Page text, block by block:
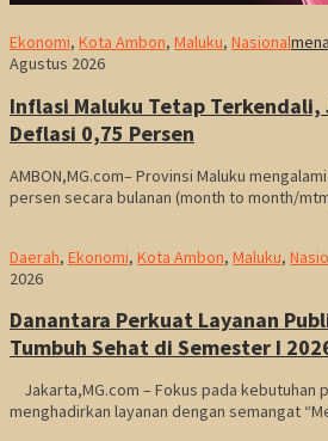
Ekonomi, Kota Ambon, Maluku, Nasional
Agustus 2026
Inflasi Maluku Tetap Terkendali,
Deflasi 0,75 Persen
AMBON,MG.com– Provinsi Maluku
persen secara bulanan (month to month/
Daerah, Ekonomi, Kota Ambon, Maluku,
2026
Danantara Perkuat Layanan
Tumbuh Sehat di Semester I
Jakarta,MG.com – Fokus pada kebutuhan
menghadirkan layanan dengan semangat